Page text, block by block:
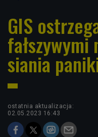
GIS
siania
ostatnia aktualizacja:
02.05.2023 16:43